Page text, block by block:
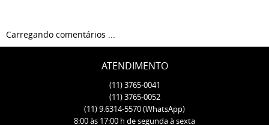
Carregando comentários ...
ATENDIMENTO
(11)3765-0041
(11)3765-0052
(11)9.6314-5570(WhatsApp)
8:00 às 17:00 h de segunda à sexta